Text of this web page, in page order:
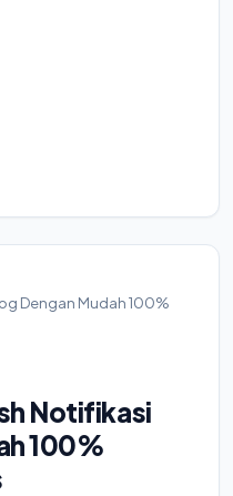
Dengan Mudah 100%
Notifikasi
100%